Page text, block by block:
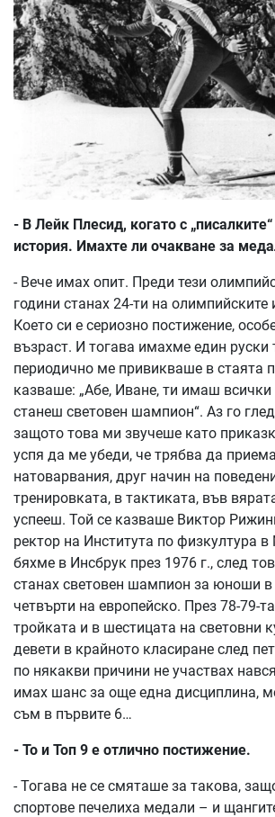
- В Лейк Плесид, когато с
история. Имахте ли очакване за
- Вече имах опит. Преди тези
години станах 24-ти на олимпийските
Което си е сериозно постижение,
възраст. И тогава имахме един руски
периодично ме привикваше в стаята
казваше: „Абе, Иване, ти имаш
станеш световен шампион“. Аз го
защото това ми звучеше като
успя да ме убеди, че трябва да
натоварвания, друг начин на
тренировката, в тактиката, във
успееш. Той се казваше Виктор
ректор на Института по физкултура
бяхме в Инсбрук през 1976 г., след
станах световен шампион за юноши в
четвърти на европейско. През 78-79-
тройката и в шестицата на световни
девети в крайното класиране след
по някакви причини не участвах
имах шанс за още една дисциплина,
съм в първите 6…
- То и Топ 9 е отлично постижение.
- Тогава не се смяташе за такова,
спортове печелиха медали – и